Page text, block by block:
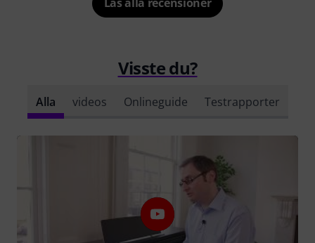
Visste du?
Alla videos Onlineguide Testrapporter